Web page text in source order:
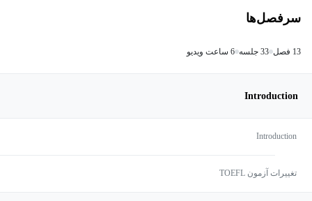
سرفصل‌ها
13 فصل 33 جلسه 6 ساعت ویدیو
Introduction
تغییرات آزمون TOEFL